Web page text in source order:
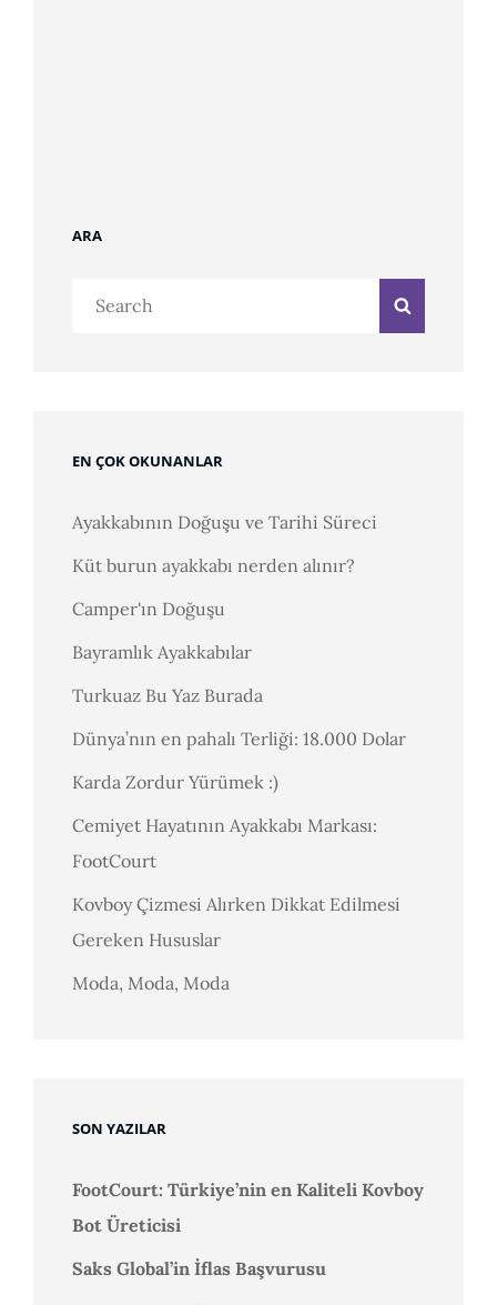
ARA
EN ÇOK OKUNANLAR
Ayakkabının Doğuşu ve Tarihi Süreci
Küt burun ayakkabı nerden alınır?
Camper'ın Doğuşu
Bayramlık Ayakkabılar
Turkuaz Bu Yaz Burada
Dünya’nın en pahalı Terliği: 18.000 Dolar
Karda Zordur Yürümek :)
Cemiyet Hayatının Ayakkabı Markası:
FootCourt
Kovboy Çizmesi Alırken Dikkat Edilmesi
Gereken Hususlar
Moda, Moda, Moda
SON YAZILAR
FootCourt: Türkiye’nin en Kaliteli Kovboy
Bot Üreticisi
Saks Global’in İflas Başvurusu